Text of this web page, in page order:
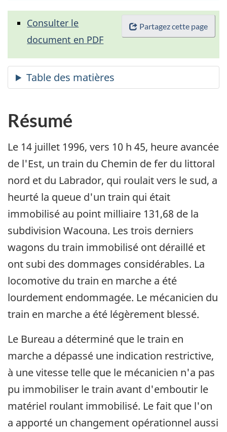
Partagez cette page
Consulter le
document en PDF
Résumé
Le 14 juillet 1996, vers 10 h 45, heure avancée
de l'Est, un train du Chemin de fer du littoral
nord et du Labrador, qui roulait vers le sud, a
heurté la queue d'un train qui était
immobilisé au point milliaire 131,68 de la
subdivision Wacouna. Les trois derniers
wagons du train immobilisé ont déraillé et
ont subi des dommages considérables. La
locomotive du train en marche a été
lourdement endommagée. Le mécanicien du
train en marche a été légèrement blessé.
Le Bureau a déterminé que le train en
marche a dépassé une indication restrictive,
à une vitesse telle que le mécanicien n'a pas
pu immobiliser le train avant d'emboutir le
matériel roulant immobilisé. Le fait que l'on
a apporté un changement opérationnel aussi